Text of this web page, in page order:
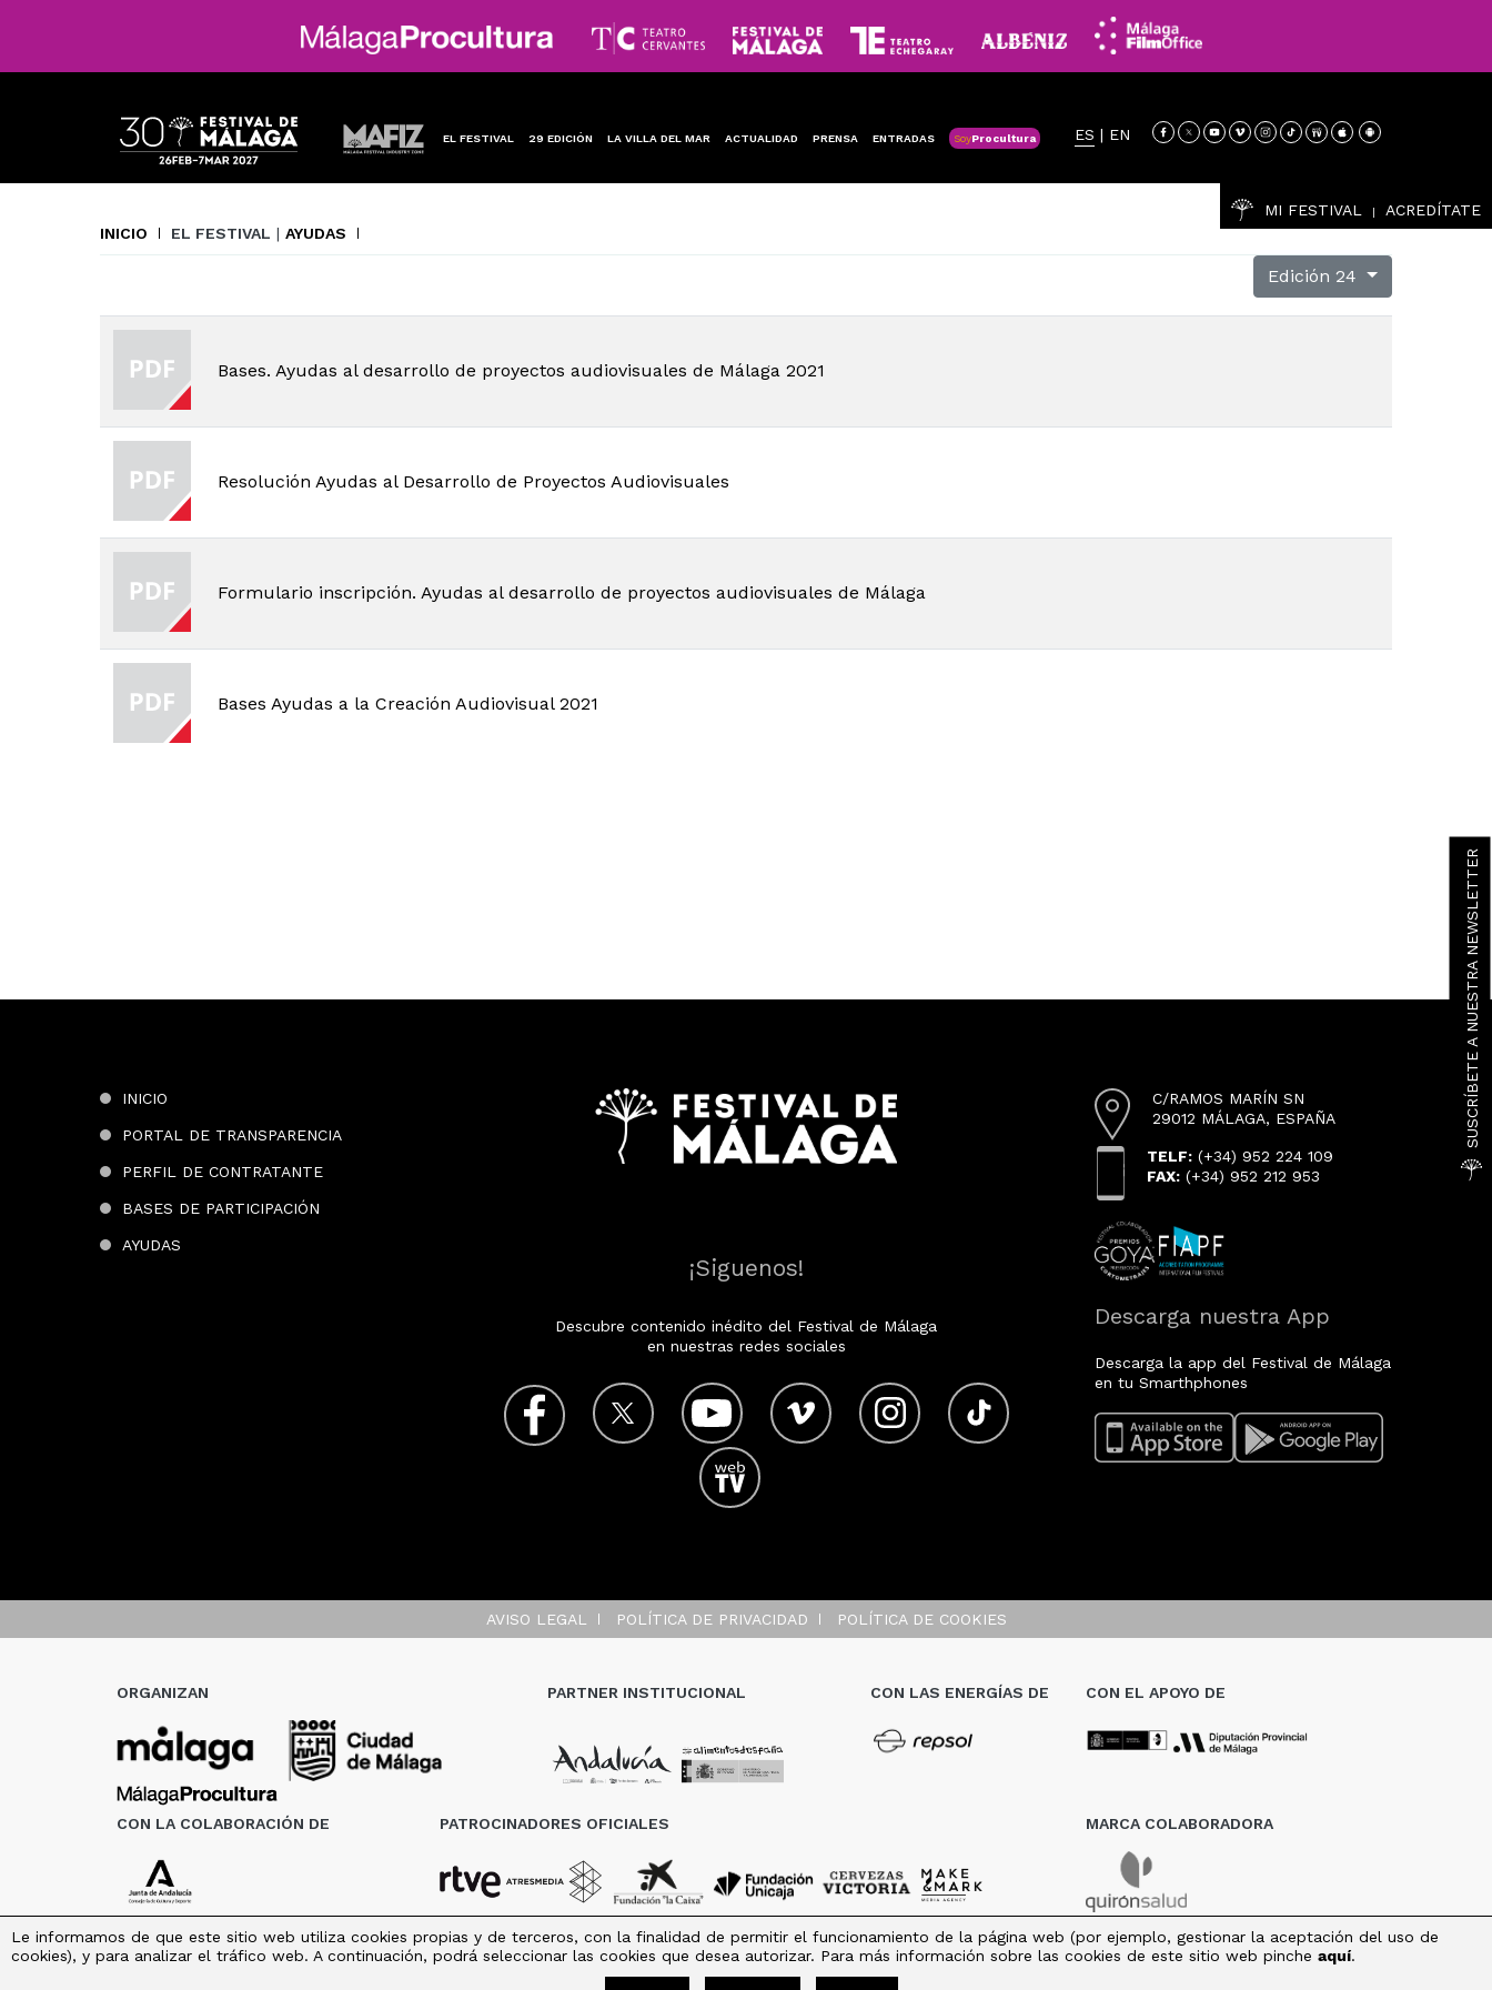
SUSCRÍBETE A NUESTRA NEWSLETTER
ES | EN
EL FESTIVAL 29 EDICIÓN LA VILLA DEL MAR ACTUALIDAD PRENSA ENTRADAS SoyProcultura
MI FESTIVAL | ACREDÍTATE
INICIO
EL FESTIVAL | AYUDAS
Edición 24
Bases. Ayudas al desarrollo de proyectos audiovisuales de Málaga 2021
Resolución Ayudas al Desarrollo de Proyectos Audiovisuales
Formulario inscripción. Ayudas al desarrollo de proyectos audiovisuales de Málaga
Bases Ayudas a la Creación Audiovisual 2021
INICIO
PORTAL DE TRANSPARENCIA
PERFIL DE CONTRATANTE
BASES DE PARTICIPACIÓN
AYUDAS
¡Siguenos!
Descubre contenido inédito del Festival de Málaga
en nuestras redes sociales
C/RAMOS MARÍN SN
29012 MÁLAGA, ESPAÑA
TELF:(+34) 952 224 109
FAX:(+34) 952 212 953
Descarga nuestra App
Descarga la app del Festival de Málaga
en tu Smarthphones
AVISO LEGAL POLÍTICA DE PRIVACIDAD POLÍTICA DE COOKIES
ORGANIZAN PARTNER INSTITUCIONAL CON LAS ENERGÍAS DE CON EL APOYO DE
CON LA COLABORACIÓN DE PATROCINADORES OFICIALES MARCA COLABORADORA
Le informamos de que este sitio web utiliza cookies propias y de terceros, con la finalidad de permitir el funcionamiento de la página web (por ejemplo, gestionar la aceptación del uso de
cookies), y para analizar el tráfico web. A continuación, podrá seleccionar las cookies que desea autorizar. Para más información sobre las cookies de este sitio web pinche aquí.